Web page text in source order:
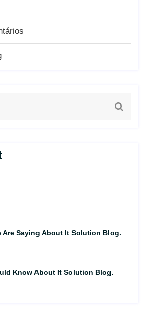
Are Saying About It Solution Blog.
Know About It Solution Blog.